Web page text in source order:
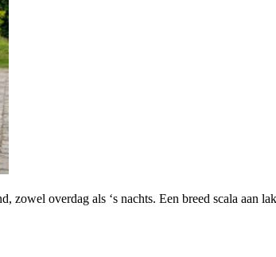
zowel overdag als ‘s nachts. Een breed scala